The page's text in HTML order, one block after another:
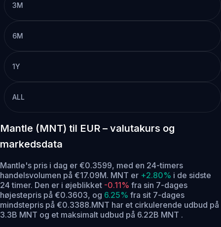
3M
6M
1Y
ALL
Mantle (MNT) til EUR – valutakurs og
markedsdata
Mantle's pris i dag er €0.3599, med en 24-timers
handelsvolumen på €17.09M. MNT er +2.80% i de sidste
24 timer. Den er i øjeblikket -0.11% fra sin 7-dages
højestepris på €0.3603, og 6.25% fra sit 7-dages
mindstepris på €0.3388.MNT har et cirkulerende udbud på
3.3B MNT og et maksimalt udbud på 6.22B MNT .